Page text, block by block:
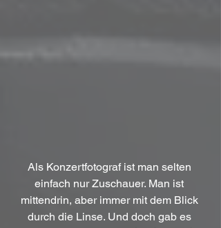
Als Konzertfotograf ist man selten
einfach nur Zuschauer. Man ist
mittendrin, aber immer mit dem Blick
durch die Linse. Und doch gab es